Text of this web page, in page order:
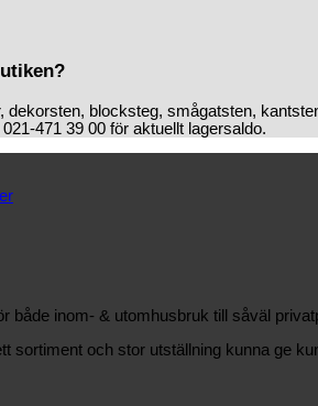
dekorsten, blocksteg, smågatsten,
471 39 00 för aktuellt lagersaldo.
både inom- & utomhusbruk till såväl
sortiment och stor utställning kunna ge